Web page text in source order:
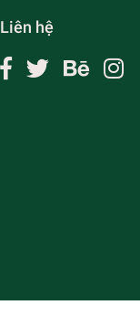
Liên hệ